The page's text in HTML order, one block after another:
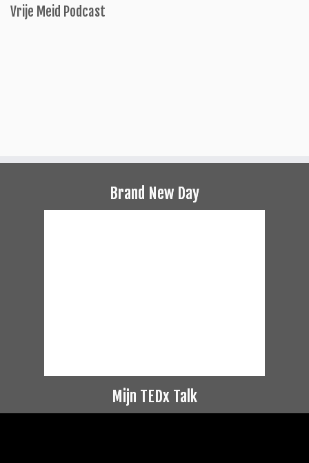
Vrije Meid Podcast
Brand New Day
Mijn TEDx Talk